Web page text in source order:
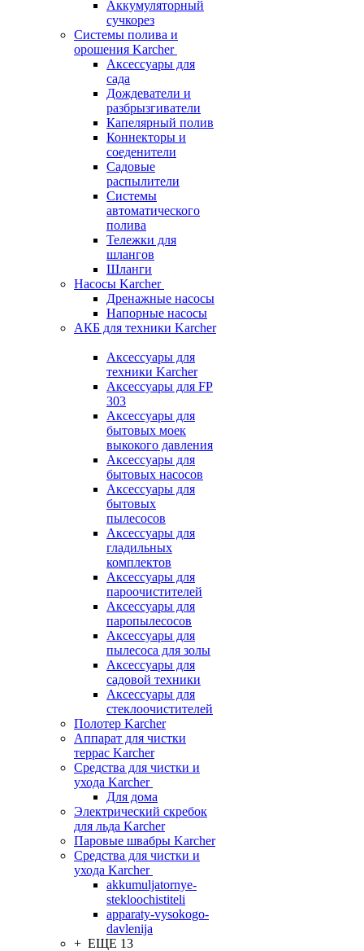
Аккумуляторный
сучкорез
Системы полива и
орошения Karcher
Аксессуары для
сада
Дождеватели и
разбрызгиватели
Капелярный полив
Коннекторы и
соеденители
Садовые
распылители
Системы
автоматического
полива
Тележки для
шлангов
Шланги
Насосы Karcher
Дренажные насосы
Напорные насосы
АКБ для техники Karcher
Аксессуары для
техники Karcher
Аксессуары для FP
303
Аксессуары для
бытовых моек
выкокого давления
Аксессуары для
бытовых насосов
Аксессуары для
бытовых
пылесосов
Аксессуары для
гладильных
комплектов
Аксессуары для
пароочистителей
Аксессуары для
паропылесосов
Аксессуары для
пылесоса для золы
Аксессуары для
садовой техники
Аксессуары для
стеклоочистителей
Полотер Karcher
Аппарат для чистки
террас Karcher
Средства для чистки и
ухода Karcher
Для дома
Электрический скребок
для льда Karcher
Паровые швабры Karcher
Средства для чистки и
ухода Karcher
akkumuljatornye-
stekloochistiteli
apparaty-vysokogo-
davlenija
+ ЕЩЕ 13